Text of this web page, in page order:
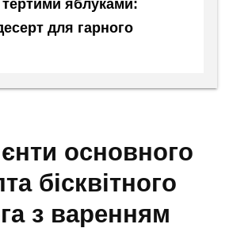
яблуками:
для гарного
бісквітного
з варенням